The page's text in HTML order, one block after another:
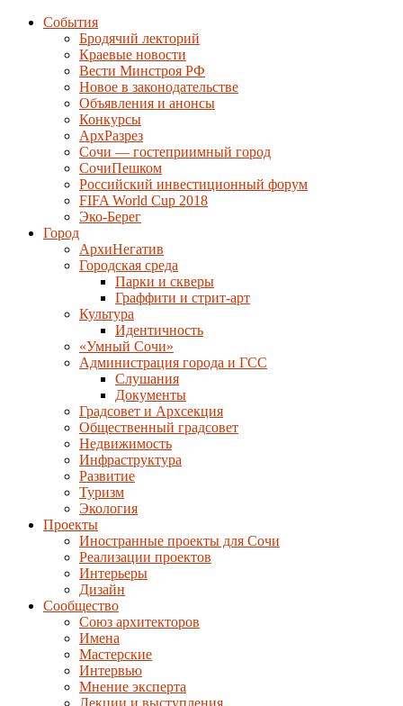
События
Бродячий лекторий
Краевые новости
Вести Минстроя РФ
Новое в законодательстве
Объявления и анонсы
Конкурсы
АрхРазрез
Сочи — гостеприимный город
СочиПешком
Российский инвестиционный форум
FIFA World Cup 2018
Эко-Берег
Город
АрхиНегатив
Городская среда
Парки и скверы
Граффити и стрит-арт
Культура
Идентичность
«Умный Сочи»
Администрация города и ГСС
Слушания
Документы
Градсовет и Архсекция
Общественный градсовет
Недвижимость
Инфраструктура
Развитие
Туризм
Экология
Проекты
Иностранные проекты для Сочи
Реализации проектов
Интерьеры
Дизайн
Сообщество
Союз архитекторов
Имена
Мастерские
Интервью
Мнение эксперта
Лекции и выступления